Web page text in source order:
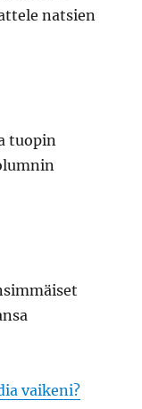
natsien
tuopin
vaikeni?